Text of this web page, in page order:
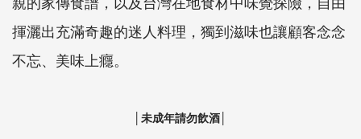
揮灑出充滿奇趣的迷人料理，獨到滋味也讓顧客念念
不忘、美味上癮。
│未成年請勿飲酒│